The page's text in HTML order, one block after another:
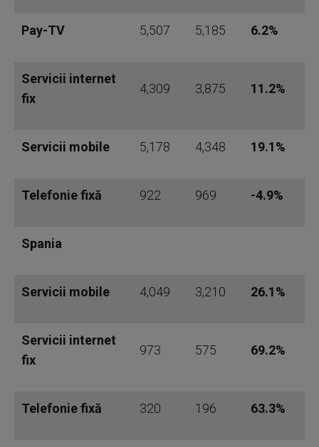
Pay-TV 5,507 5,185 6.2%
Servicii internet
fix
4,309 3,875 11.2%
Servicii mobile 5,178 4,348 19.1%
Telefonie fixă 922 969 -4.9%
Spania
Servicii mobile 4,049 3,210 26.1%
Servicii internet
fix
973 575 69.2%
Telefonie fixă 320 196 63.3%